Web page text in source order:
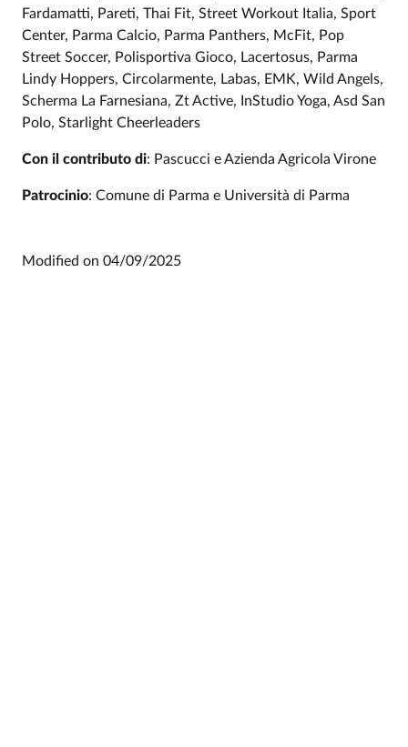
Fardamatti, Pareti, Thai Fit, Street Workout Italia, Sport
Center, Parma Calcio, Parma Panthers, McFit, Pop
Street Soccer, Polisportiva Gioco, Lacertosus, Parma
Lindy Hoppers, Circolarmente, Labas, EMK, Wild Angels,
Scherma La Farnesiana, Zt Active, InStudio Yoga, Asd San
Polo, Starlight Cheerleaders
Con il contributo di: Pascucci e Azienda Agricola Virone
Patrocinio: Comune di Parma e Università di Parma
Modified on 04/09/2025